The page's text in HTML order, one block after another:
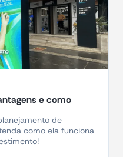
e como
de
como ela funciona